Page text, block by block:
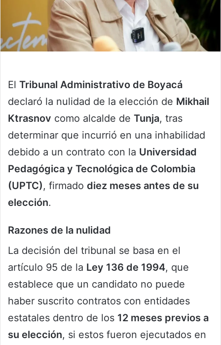
El Tribunal Administrativo de Boyacá
declaró la nulidad de la elección de Mikhail
Ktrasnov como alcalde de Tunja, tras
determinar que incurrió en una inhabilidad
debido a un contrato con la Universidad
Pedagógica y Tecnológica de Colombia
(UPTC), firmado diez meses antes de su
elección.
Razones de la nulidad
La decisión del tribunal se basa en el
artículo 95 de la Ley 136 de 1994, que
establece que un candidato no puede
haber suscrito contratos con entidades
estatales dentro de los 12 meses previos a
su elección, si estos fueron ejecutados en